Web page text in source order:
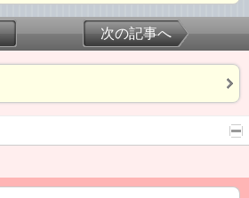
次の記事へ